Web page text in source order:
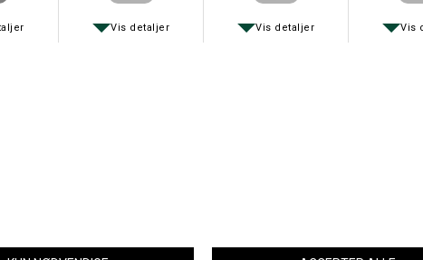
BINO GUARD BG STEINER 8 X 42 OBSERVER